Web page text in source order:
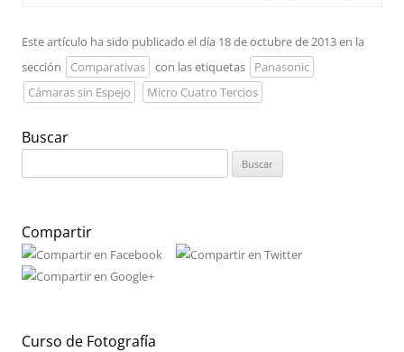
Este artículo ha sido publicado el día 18 de octubre de 2013 en la
sección
Comparativas con las etiquetas
Panasonic
Cámaras sin Espejo
Micro Cuatro Tercios
Buscar
Compartir
Curso de Fotografía